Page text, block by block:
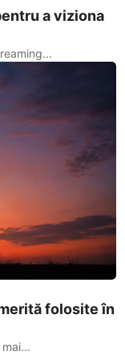
a viziona
folosite în